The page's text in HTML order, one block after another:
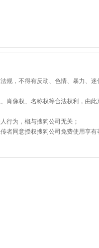
规，不得有反动、色情、暴力、
肖像权、名称权等合法权利，由
行为，概与搜狗公司无关；
者同意授权搜狗公司免费使用享